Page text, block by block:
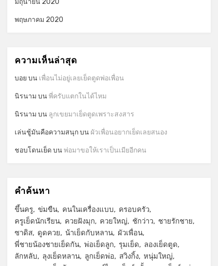
มิถุนายน 2020
พฤษภาคม 2020
ความเห็นล่าสุด
บอย บน เพื่อนไม่อยู่เลยเย็ดตูดพ่อเพื่อน
นิรนาม บนพี่ครับแตกในได้ไหม
นิรนาม บน ลูกเขยมาเย็ดตูดเพราะสงสาร
เล่นชู้มันคือความสนุกบน ผัวเพื่อนอยากเย็ดเลยสนอง
ชอบโดนเย็ด บนพ่อมาขอให้เราเป็นเมียอีกคน
คำค้นหา
ขึ้นครู ข่มขืน คนในเครื่องแบบ
ครอบครัว
ครูเย็ดนักเรียน
ควยฝังมุก ควยใหญ่ ชักว่าว
ชายรักชาย
ซาดิส
ดูดควย น้าเย็ดกับหลาน
ผัวเพื่อน
พี่ชายน้องชายเย็ดกัน พ่อเย็ดลูก รุมเย็ด
ลองเย็ดตูด
ลักหลับ
ลุงเย็ดหลาน ลูกเย็ดพ่อ สวิงกิ้ง หนุ่มใหญ่